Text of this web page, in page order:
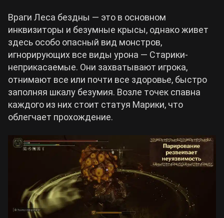
Враги Леса бездны — это в основном
инквизиторы и безумные крысы, однако живет
здесь особо опасный вид монстров,
игнорирующих все виды урона — Старики-
неприкасаемые. Они захватывают игрока,
отнимают все или почти все здоровье, быстро
заполняя шкалу безумия. Возле точек спавна
каждого из них стоит статуя Марики, что
облегчает прохождение.